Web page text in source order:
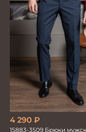
4 290 ₽
15883-3509 Брюки